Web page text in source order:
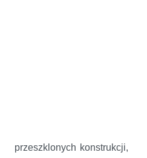
przeszklonych konstrukcji,